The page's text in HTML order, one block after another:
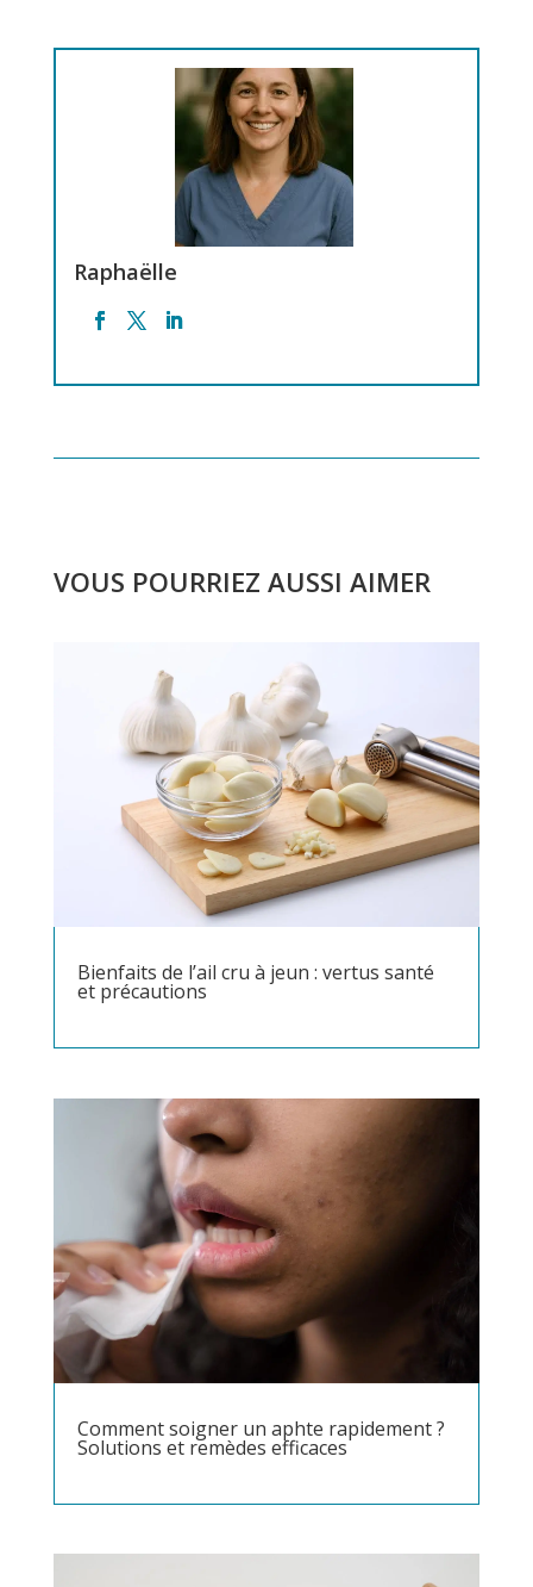
Raphaëlle
VOUS POURRIEZ AUSSI AIMER
Bienfaits de l’ail cru à jeun : vertus santé
et précautions
Comment soigner un aphte rapidement ?
Solutions et remèdes efficaces